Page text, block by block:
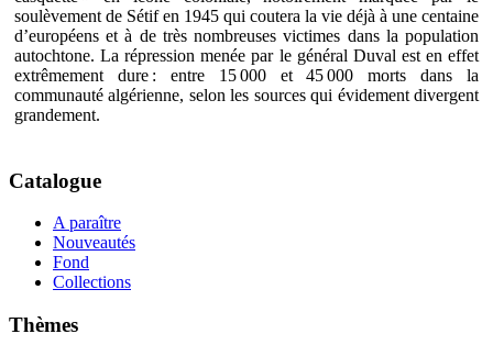
soulèvement de Sétif en 1945 qui coutera la vie déjà à une centaine
d’européens et à de très nombreuses victimes dans la population
autochtone. La répression menée par le général Duval est en effet
extrêmement dure : entre 15 000 et 45 000 morts dans la
communauté algérienne, selon les sources qui évidement divergent
grandement.
Catalogue
A paraître
Nouveautés
Fond
Collections
Thèmes